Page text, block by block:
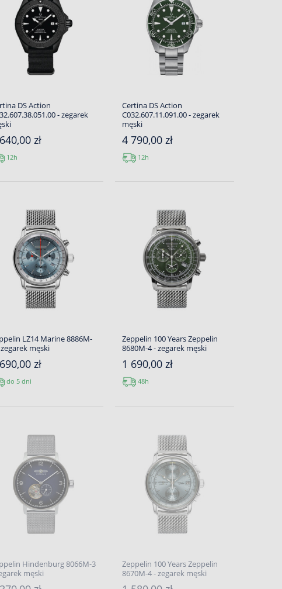
DS Action
- zegarek
zł
12h
Certina DS Action
C032.607.11.091.00 - zegarek
męski
4 790,00 zł
12h
LZ14 Marine 8886M-
męski
zł
do 5 dni
Zeppelin 100 Years Zeppelin
8680M-4 - zegarek męski
1 690,00 zł
48h
Hindenburg 8066M-3
męski
Zeppelin 100 Years Zeppelin
8670M-4 - zegarek męski